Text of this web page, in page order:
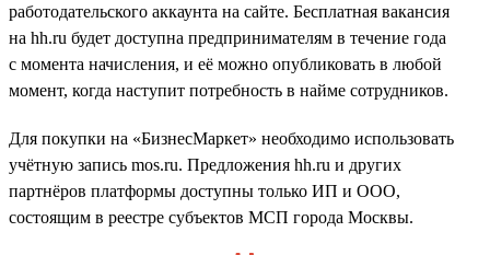
работодательского аккаунта на сайте. Бесплатная вакансия
на hh.ru будет доступна предпринимателям в течение года
с момента начисления, и её можно опубликовать в любой
момент, когда наступит потребность в найме сотрудников.
Для покупки на «БизнесМаркет» необходимо использовать
учётную запись mos.ru. Предложения hh.ru и других
партнёров платформы доступны только ИП и ООО,
состоящим в реестре субъектов МСП города Москвы.